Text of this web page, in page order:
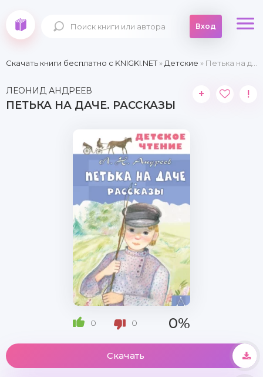
Вход
Скачать книги бесплатно c KNIGKI.NET» Детские » Петька на даче. Рассказы
ЛЕОНИД АНДРЕЕВ
ПЕТЬКА НА ДАЧЕ. РАССКАЗЫ
+ !
0 0 0%
Скачать